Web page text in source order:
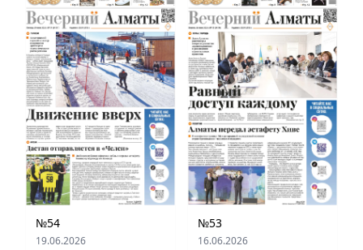
№54
19.06.2026
№53
16.06.2026